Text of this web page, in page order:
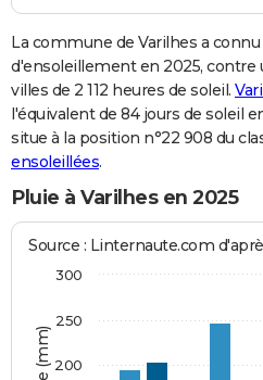
La commune de Varilhes a connu
d'ensoleillement en 2025,
villes de 2 112 heures de soleil.
l'équivalent de 84 jours de soleil
situe à la position n°22 908 du
ensoleillées.
Pluie à Varilhes en 2025
Source : Linternaute.com
200
250
300